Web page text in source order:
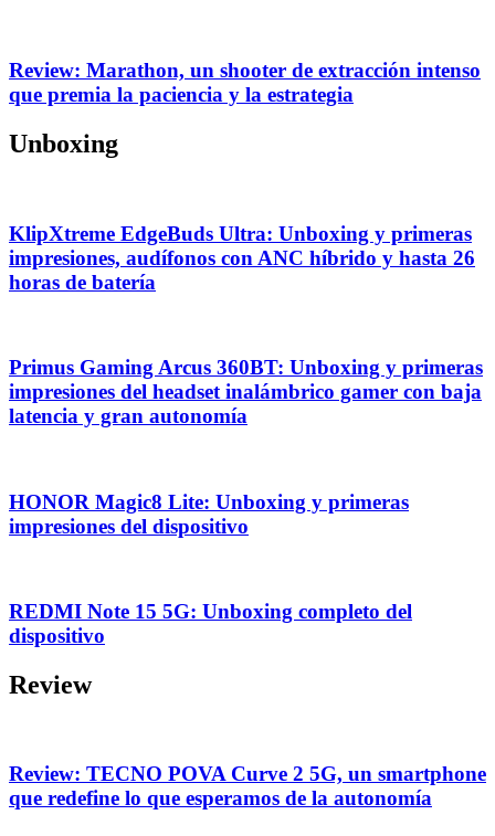
Review: Marathon, un shooter de extracción intenso
que premia la paciencia y la estrategia
Unboxing
KlipXtreme EdgeBuds Ultra: Unboxing y primeras
impresiones, audífonos con ANC híbrido y hasta 26
horas de batería
Primus Gaming Arcus 360BT: Unboxing y primeras
impresiones del headset inalámbrico gamer con baja
latencia y gran autonomía
HONOR Magic8 Lite: Unboxing y primeras
impresiones del dispositivo
REDMI Note 15 5G: Unboxing completo del
dispositivo
Review
Review: TECNO POVA Curve 2 5G, un smartphone
que redefine lo que esperamos de la autonomía